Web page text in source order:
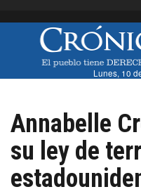
Lunes, 10
Annabelle
su ley de